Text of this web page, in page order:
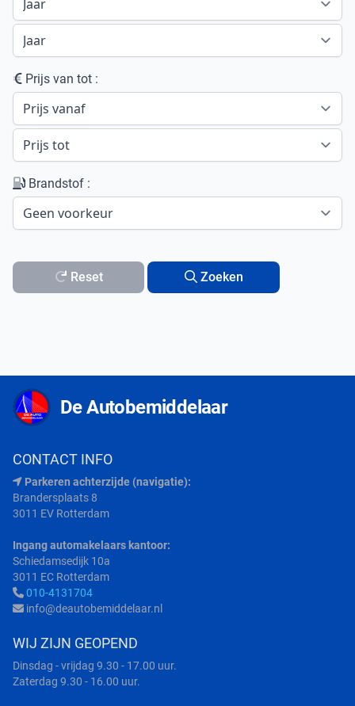
Prijs van tot :
Brandstof :
Reset Zoeken
De Autobemiddelaar
CONTACT INFO
Parkeren achterzijde (navigatie):
Brandersplaats 8
3011 EV Rotterdam
Ingang automakelaars kantoor:
Schiedamsedijk 10a
3011 EC Rotterdam
010-4131704
info@deautobemiddelaar.nl
WIJ ZIJN GEOPEND
Dinsdag - vrijdag 9.30 - 17.00 uur.
Zaterdag 9.30 - 16.00 uur.